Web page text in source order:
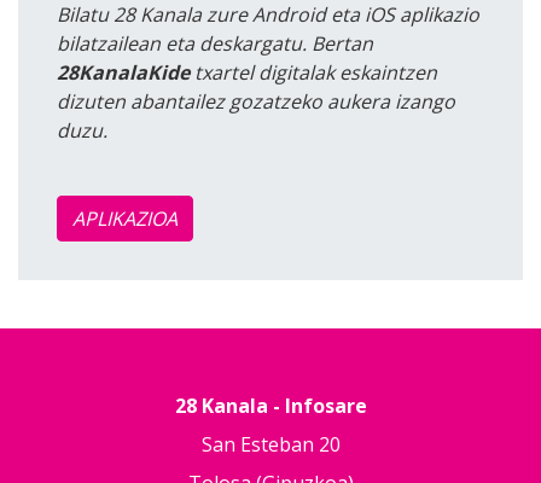
Bilatu 28 Kanala zure Android eta iOS aplikazio
bilatzailean eta deskargatu. Bertan
28KanalaKidetxartel digitalak eskaintzen
dizuten abantailez gozatzeko aukera izango
duzu.
APLIKAZIOA
28 Kanala - Infosare
San Esteban 20